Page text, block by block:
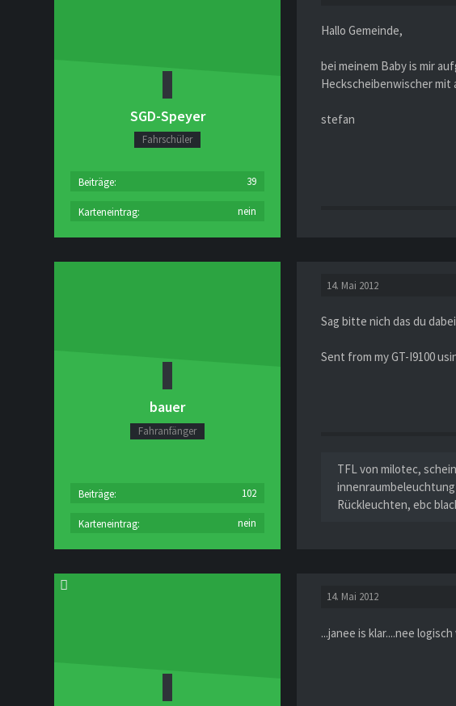
SGD-Speyer
Fahrschüler
Beiträge 39
Karteneintrag nein
Hallo Gemeinde,
bei meinem Baby is mir
Heckscheibenwischer mit
stefan
bauer
Fahranfänger
Beiträge 102
Karteneintrag nein
14. Mai 2012
Sag bitte nich das du
Sent from my GT-I9100
TFL von milotec,
Rückleuchten, ebc
14. Mai 2012
...janee is klar....nee